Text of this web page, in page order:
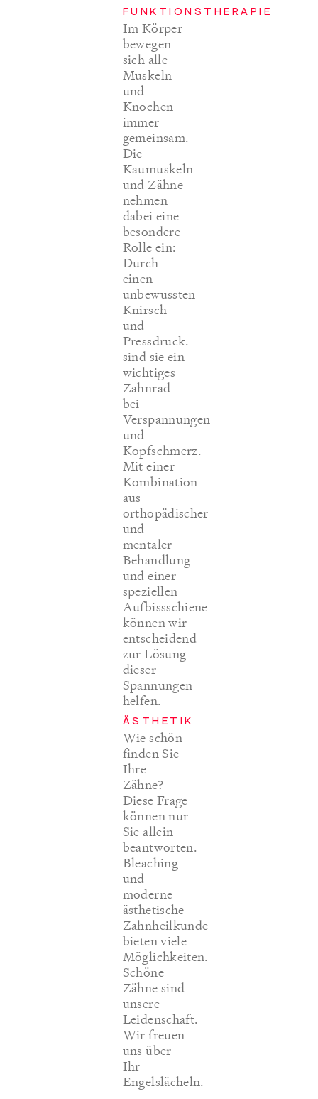
FUNKTIONSTHERAPIE
Im Körper
bewegen
sich alle
Muskeln
und
Knochen
immer
gemeinsam.
Die
Kaumuskeln
und Zähne
nehmen
dabei eine
besondere
Rolle ein:
Durch
einen
unbewussten
Knirsch-
und
Pressdruck.
sind sie ein
wichtiges
Zahnrad
bei
Verspannungen
und
Kopfschmerz.
Mit einer
Kombination
aus
orthopädischer
und
mentaler
Behandlung
und einer
speziellen
Aufbissschiene
können wir
entscheidend
zur Lösung
dieser
Spannungen
helfen.
ÄSTHETIK
Wie schön
finden Sie
Ihre
Zähne?
Diese Frage
können nur
Sie allein
beantworten.
Bleaching
und
moderne
ästhetische
Zahnheilkunde
bieten viele
Möglichkeiten.
Schöne
Zähne sind
unsere
Leidenschaft.
Wir freuen
uns über
Ihr
Engelslächeln.